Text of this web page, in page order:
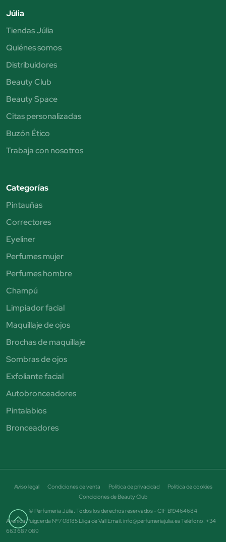
Júlia
Tiendas Júlia
Quiénes somos
Distribuidores
Beauty Club
Beauty Space
Citas personalizadas
Buzón Ético
Trabaja con nosotros
Categorías
Pintauñas
Correctores
Eyeliner
Perfumes mujer
Perfumes hombre
Champú
Limpiador facial
Maquillaje de ojos
Brochas de maquillaje
Sombras de ojos
Exfoliante facial
Autobronceadores
Pintalabios
Bronceadores
© Perfumería Júlia. Todos los derechos reservados - CIF B19464684
Aviso legal Condiciones de venta Política de privacidad
Política de cookies
Condiciones de Beauty Club
Avenida Puigcerda Nº7 08185 Lliça de Vall Email: info@perfumeriajulia.es Teléfono: +34
663 687 089